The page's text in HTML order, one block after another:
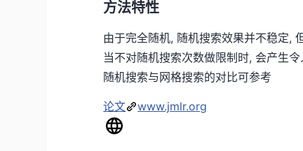
方法特性
由于完全随机, 随机搜索效果并不稳定,
当不对随机搜索次数做限制时, 会产生
随机搜索与网格搜索的对比可参考
论文 www.jmlr.org